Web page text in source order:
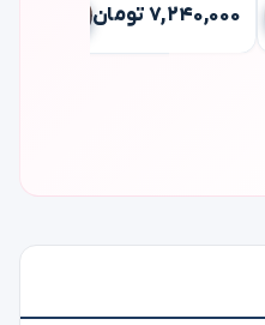
۷,۲۴۰,۰۰۰ تومان